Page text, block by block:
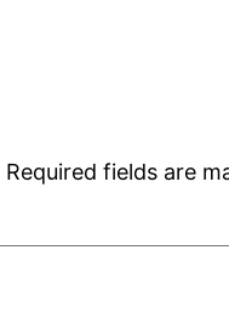
Required fields are